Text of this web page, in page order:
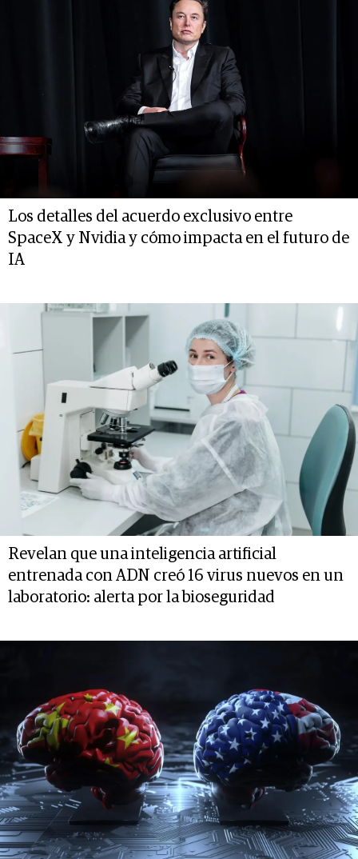
Los detalles del acuerdo exclusivo entre
SpaceX y Nvidia y cómo impacta en el futuro de
IA
Revelan que una inteligencia artificial
entrenada con ADN creó 16 virus nuevos en un
laboratorio: alerta por la bioseguridad